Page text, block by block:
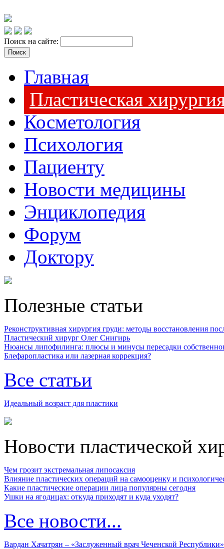
Поиск на сайте:
Главная
Пластическая
Косметология
Психология
Пациенту
Новости медицины
Энциклопедия
Форум
Доктору
Полезные статьи
Реконструктивная хирургия груди: методы восстановления
Пластический хирург Олег Снигирь
Нюансы липофилинга: плюсы и минусы пересадки
Блефаропластика или лазерная коррекция?
Все статьи
Идеальный возраст для пластики
Новости пластической
Чем грозит экстремальная липосаксия
Влияние пластических операций на самооценку и
Какие пластические операции лица популярны сегодня
Ушки на ягодицах: откуда приходят и куда уходят?
Все новости...
Вардан Хачатрян – «Заслуженный врач Чеченской Республики»